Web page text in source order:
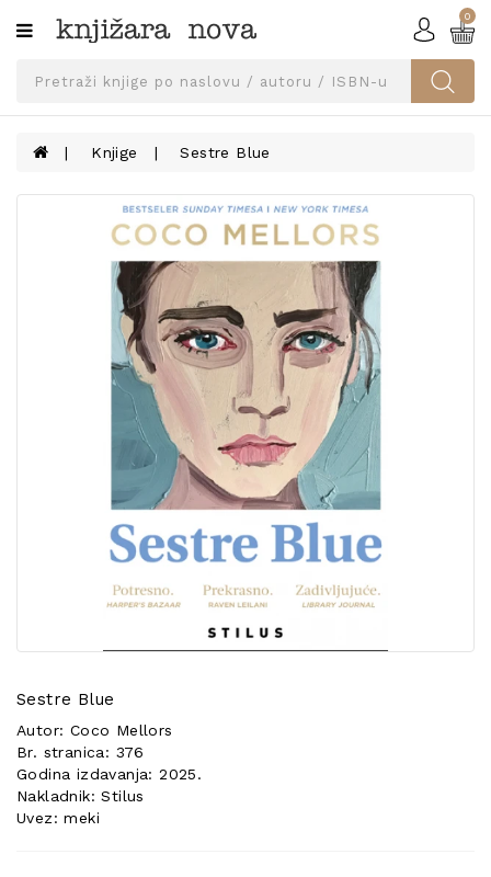
Kategorije
SVEUČILIŠNA
UDŽBENICI
KNJIGE
PRIBOR
0
Knjige Sestre Blue
Sestre Blue
Autor: Coco Mellors
Br. stranica: 376
Godina izdavanja: 2025.
Nakladnik: Stilus
Uvez: meki